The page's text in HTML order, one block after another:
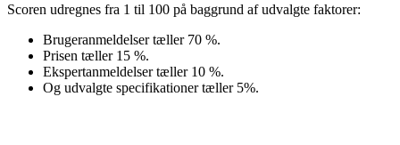
Scoren udregnes fra 1 til 100 på baggrund af udvalgte faktorer:
Brugeranmeldelser tæller 70 %.
Prisen tæller 15 %.
Ekspertanmeldelser tæller 10 %.
Og udvalgte specifikationer tæller 5%.